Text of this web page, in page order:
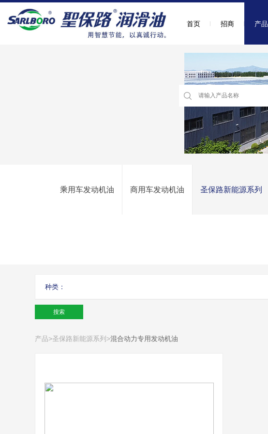
首页 招商 产品
乘用车发动机油 商用车发动机油 圣保路新能源系列
种类：
产品>圣保路新能源系列 >混合动力专用发动机油